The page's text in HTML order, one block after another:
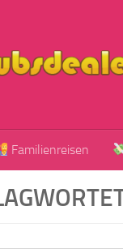
Familienreisen